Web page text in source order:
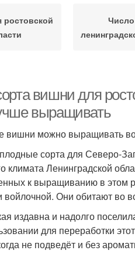
вишни для
выращивать
можно выращивать во
сорта для Северо-
климата Ленинградской
к выращиванию в этом
войлочной. Они обитают во
издавна и надолго
для переработки
не подведёт и без